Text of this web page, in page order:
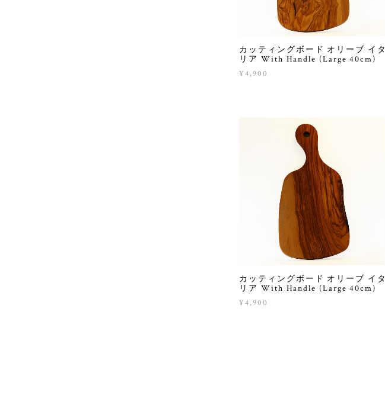
カッティングボード オリーブ イタ
リア With Handle (Large 40cm)
¥4,900
カッティングボード オリーブ イタ
リア With Handle (Large 40cm)
¥4,900